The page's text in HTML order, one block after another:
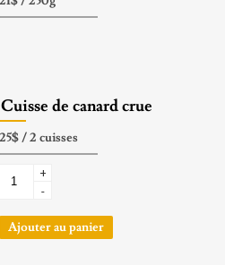
Cuisse de canard crue
+
-
Ajouter au panier